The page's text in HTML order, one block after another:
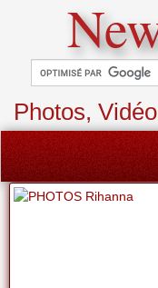
Photos,